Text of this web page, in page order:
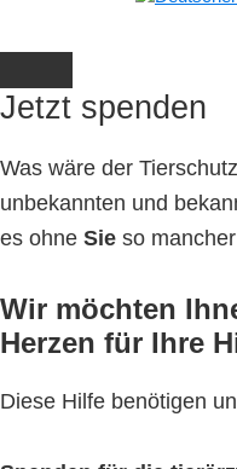
Jetzt spenden
Was wäre der
unbekannten und
es ohne Sie so
Wir möchten
Herzen für Ihre
Diese Hilfe benötigen